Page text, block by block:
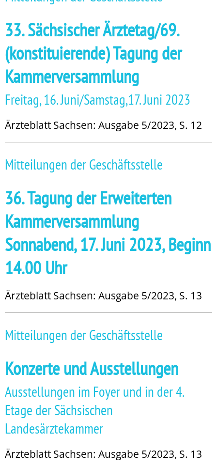
33. Sächsischer Ärztetag/69.
(konstituierende) Tagung der
Kammerversammlung
Freitag, 16. Juni/Samstag,17. Juni 2023
Ärzteblatt Sachsen: Ausgabe 5/2023, S. 12
Mitteilungen der Geschäftsstelle
36. Tagung der Erweiterten
Kammerversammlung
Sonnabend, 17. Juni 2023, Beginn
14.00 Uhr
Ärzteblatt Sachsen: Ausgabe 5/2023, S. 13
Mitteilungen der Geschäftsstelle
Konzerte und Ausstellungen
Ausstellungen im Foyer und in der 4.
Etage der Sächsischen
Landesärztekammer
Ärzteblatt Sachsen: Ausgabe 5/2023, S. 13